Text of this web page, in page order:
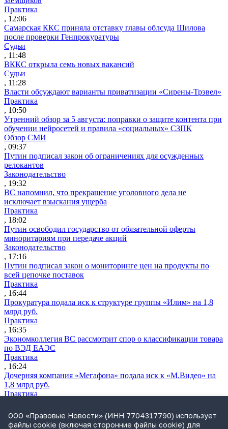
Практика
, 12:06
Самарская ККС приняла отставку главы облсуда Шилова
после проверки Генпрокуратуры
Судьи
, 11:48
ВККС открыла семь новых вакансий
Судьи
, 11:28
Власти обсуждают варианты приватизации «Сирены-Трэвел»
Практика
, 10:50
Утренний обзор за 5 августа: поправки о защите контента при
обучении нейросетей и правила «социальных» СЗПК
Обзор СМИ
, 09:37
Путин подписал закон об ограничениях для осужденных
релокантов
Законодательство
, 19:32
ВС напомнил, что прекращение уголовного дела не
исключает взыскания ущерба
Практика
, 18:02
Путин освободил государство от обязательной оферты
миноритариям при передаче акций
Законодательство
, 17:16
Путин подписал закон о мониторинге цен на продукты по
всей цепочке поставок
Практика
, 16:44
Прокуратура подала иск к структуре группы «Илим» на 1,8
млрд руб.
Практика
, 16:35
Экономколлегия ВС рассмотрит спор о классификации товара
по ВЭД ЕАЭС
Практика
, 16:24
Дочерняя компания «Мегафона» подала иск к «М.Видео» на
1,8 млрд руб.
Практика
СИП проверит отмену патента на систему управления
устройствами после возражений «Яндекса»
ООО «Правовые Новости» (ИНН 7704317790) использует
файлы cookie (включая сторонние файлы cookie) для